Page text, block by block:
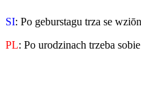
SI: Po geburstagu trza se
PL: Po urodzinach trzeba